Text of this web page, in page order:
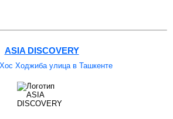
ASIA DISCOVERY
Ходжиба улица в Ташкенте